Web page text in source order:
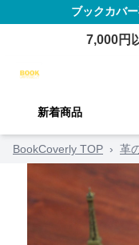
ブックカバー
7,000円
新着商品
BookCoverly TOP › 革